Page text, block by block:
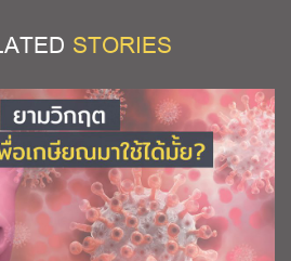
STORIES